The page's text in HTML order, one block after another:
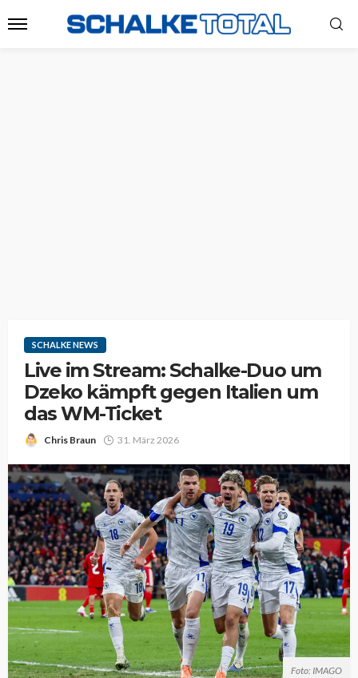
SCHALKE NEWS
Live im Stream: Schalke-Duo um
Dzeko kämpft gegen Italien um
das WM-Ticket
Chris Braun 31. März 2026
Foto: IMAGO